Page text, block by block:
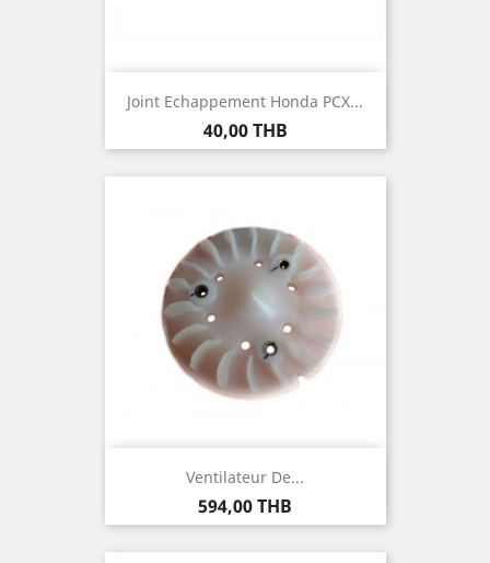
Joint Echappement Honda PCX...
Prix
40,00 THB
Ventilateur De...
Prix
594,00 THB